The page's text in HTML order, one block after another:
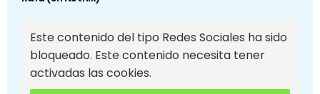
Este contenido del tipo Redes Sociales ha sido
bloqueado. Este contenido necesita tener
activadas las cookies.